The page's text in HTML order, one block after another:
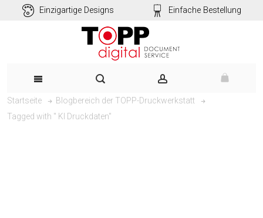
Einzigartige Designs Einfache Bestellung
Startseite
Blogbereich der TOPP-Druckwerkstatt
Tagged with " KI Druckdaten"